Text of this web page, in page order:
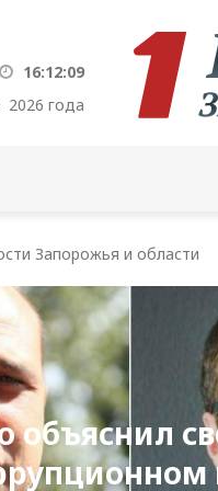
16:12:10
2026 года
Запорожья и области